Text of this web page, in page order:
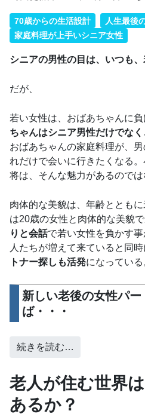
70歳からの生活設計
人生最後
家庭料理が上手いシニア女性
シニアの男性の目は、いつも、
だが、
若い女性は、おばあちゃんに負
ちゃんはシニア男性だけでな
おばあちゃんの家庭料理が、
れだけで会いに行きたくなる
将は、そんな魅力があるのでは
肉体的な美貌は、年齢ととも
は20歳の女性と肉体的な美貌で
りと会話で若い女性を負かす
人たちが増えて来ていると同時
トナー探しも活発になっている
新しい老後の女性パ
ば・・・
続きを読む…
老人が住む世界
あるか？